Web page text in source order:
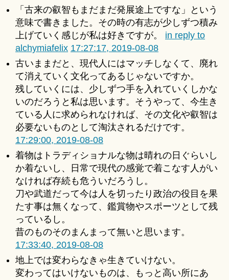
「古来の叡智もまだまだ発展途上ですな」という
意味で書きました。その時の有志が少しずつ積み
上げていく感じが私は好きですが。 in reply to
alchymiafelix 17:27:17, 2019-08-08
古いままだと、現代人にはマッチしなくて、廃れ
て消えていく文化ってあるじゃないですか。
残していくには、少しずつ手を入れていくしかな
いのだろうと私は思います。そうやって、今生き
ている人に求められなければ、その文化や叡智は
必要ないものとして淘汰されるだけです。
17:29:00, 2019-08-08
着物はトラディショナルな物は晴れの日ぐらいし
か着ないし、日常で現代の感覚で着こなす人がい
なければ存続も危ういだろうし。
刀や武道だって今は人を切ったり政治の役目を果
たす事は無くなって、鑑賞物やスポーツとして残
っているし。
昔のものそのまんまって無いと思います。
17:33:40, 2019-08-08
地上では変わらなきゃ生きていけない。
変わってはいけないものは、もっと高い所にあ